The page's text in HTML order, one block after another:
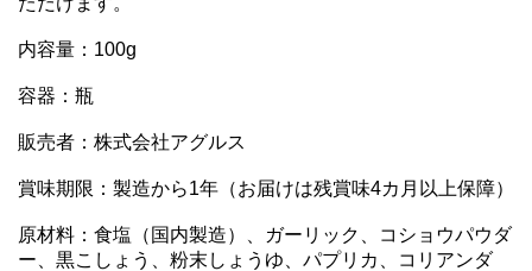
内容量：100g
容器：瓶
販売者：株式会社アグルス
賞味期限：製造から1年（お届けは残賞味4カ月以上保障）
原材料：食塩（国内製造）、ガーリック、コショウパウダ
ー、黒こしょう、粉末しょうゆ、パプリカ、コリアンダ